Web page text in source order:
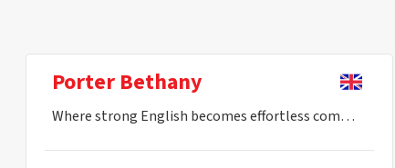
Porter Bethany
Where strong English becomes effortless communication.